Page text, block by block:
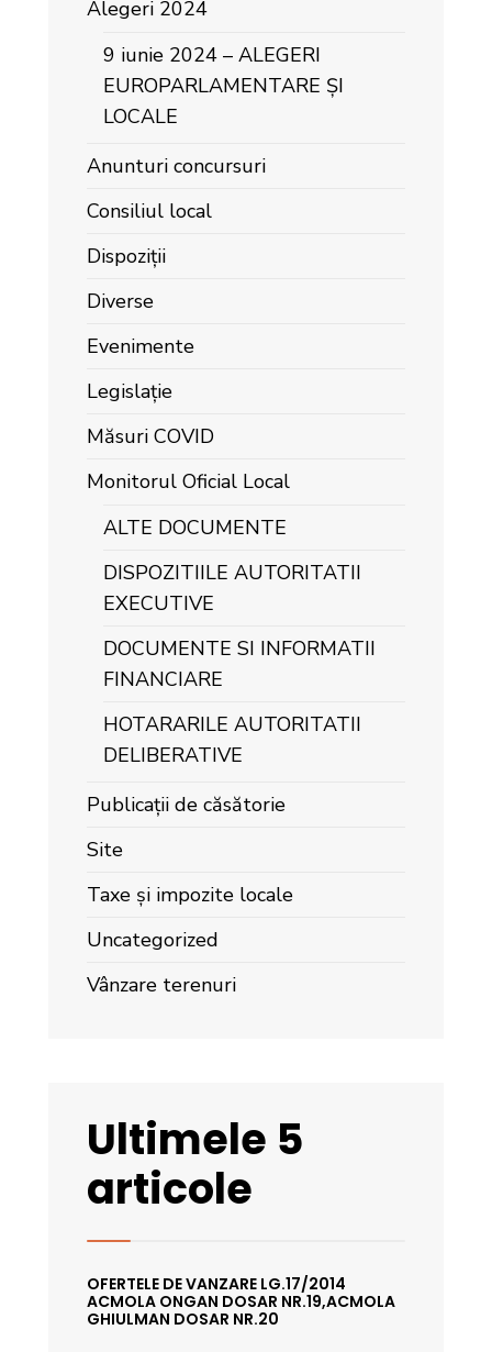
Alegeri 2024
9 iunie 2024 – ALEGERI
EUROPARLAMENTARE ȘI
LOCALE
Anunturi concursuri
Consiliul local
Dispoziții
Diverse
Evenimente
Legislație
Măsuri COVID
Monitorul Oficial Local
ALTE DOCUMENTE
DISPOZITIILE AUTORITATII
EXECUTIVE
DOCUMENTE SI INFORMATII
FINANCIARE
HOTARARILE AUTORITATII
DELIBERATIVE
Publicații de căsătorie
Site
Taxe și impozite locale
Uncategorized
Vânzare terenuri
Ultimele 5
articole
OFERTELE DE VANZARE LG.17/2014
ACMOLA ONGAN DOSAR NR.19,ACMOLA
GHIULMAN DOSAR NR.20